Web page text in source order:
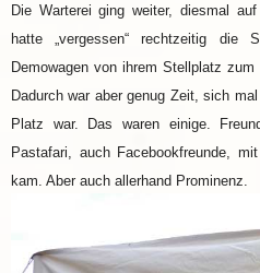
Die Warterei ging weiter, diesmal
hatte „vergessen“ rechtzeitig
Demowagen von ihrem Stellplatz
Dadurch war aber genug Zeit, sich
Platz war. Das waren einige.
Pastafari, auch Facebookfreunde,
kam. Aber auch allerhand Prominenz.